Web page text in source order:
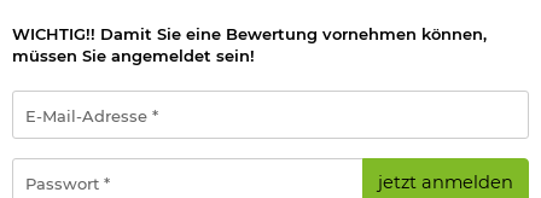
Herstellerinformationen
WICHTIG!! Damit Sie eine Bewertung vornehmen können,
müssen Sie angemeldet sein!
Mail-
Adresse
*
jetzt anmelden